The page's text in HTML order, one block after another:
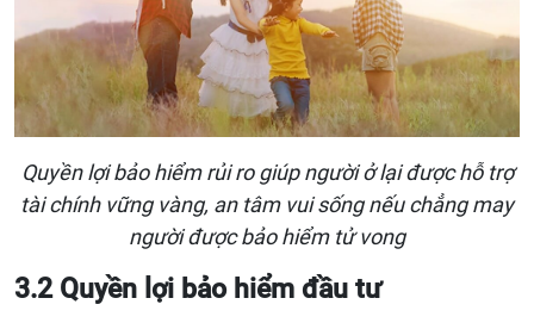
Quyền lợi bảo hiểm rủi ro giúp người ở lại được hỗ trợ
tài chính vững vàng, an tâm vui sống nếu chẳng may
người được bảo hiểm tử vong
3.2 Quyền lợi bảo hiểm đầu tư